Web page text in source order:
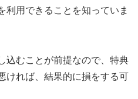
利用できることを知っていま
込むことが前提なので、特典
ければ、結果的に損をする可